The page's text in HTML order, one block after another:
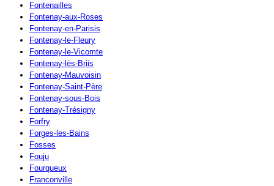
Fontenailles
Fontenay-aux-Roses
Fontenay-en-Parisis
Fontenay-le-Fleury
Fontenay-le-Vicomte
Fontenay-lès-Briis
Fontenay-Mauvoisin
Fontenay-Saint-Père
Fontenay-sous-Bois
Fontenay-Trésigny
Forfry
Forges-les-Bains
Fosses
Fouju
Fourqueux
Franconville